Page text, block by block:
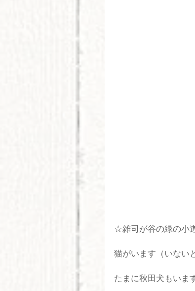
☆雑司が谷の緑の小
猫がいます（いな
たまに秋田犬もいま